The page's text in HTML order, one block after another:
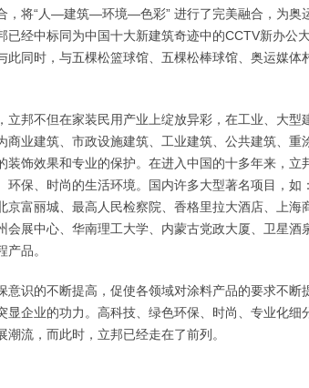
，将“人—建筑—环境—色彩” 进行了完美融合，为奥
已经中标同为中国十大新建筑奇迹中的CCTV新办公
此同时，与五棵松篮球馆、五棵松棒球馆、奥运媒体
邦不但在家装民用产业上绽放异彩，在工业、大型
商业建筑、市政设施建筑、工业建筑、公共建筑、重
装饰效果和专业的保护。在进入中国的十多年来，立
环保、时尚的生活环境。国内许多大型著名项目，如
京富丽城、最高人民检察院、香格里拉大酒店、上海
会展中心、华南理工大学、内蒙古党政大厦、卫星酒
品。
识的不断提高，促使各领域对涂料产品的要求不断
显企业的功力。高科技、绿色环保、时尚、专业化细
流，而此时，立邦已经走在了前列。